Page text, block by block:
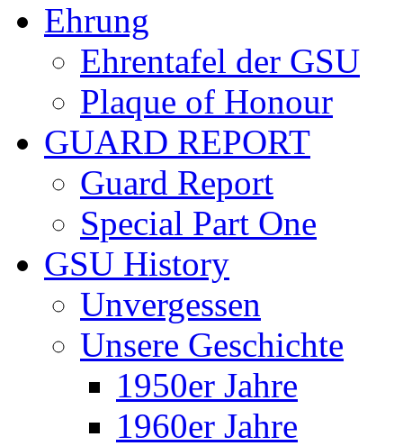
Ehrung
Ehrentafel der GSU
Plaque of Honour
GUARD REPORT
Guard Report
Special Part One
GSU History
Unvergessen
Unsere Geschichte
1950er Jahre
1960er Jahre